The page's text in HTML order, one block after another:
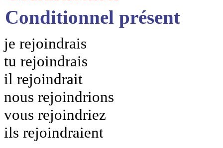
Conditionnel présent
je rejoindrais
tu rejoindrais
il rejoindrait
nous rejoindrions
vous rejoindriez
ils rejoindraient